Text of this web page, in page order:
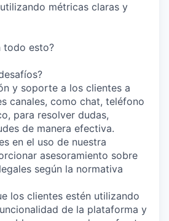
métricas claras y
todo esto?
y soporte a los clientes a
canales, como chat, teléfono
para resolver dudas,
de manera efectiva.
en el uso de nuestra
asesoramiento sobre
según la normativa
los clientes estén utilizando
de la plataforma y